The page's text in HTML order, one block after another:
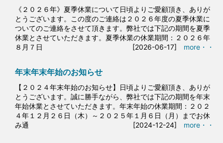
《２０２６年》夏季休業について日頃よりご愛顧頂き、ありが
とうございます。この度のご連絡は２０２６年度の夏季休業に
ついてのご連絡をさせて頂きます。弊社では下記の期間を夏季
休業とさせていただきます。夏季休業の休業期間：２０２６年
８月７日
[2026-06-17] more・・
年末年末年始のお知らせ
【２０２４年末年始のお知らせ】日頃よりご愛顧頂き、ありが
とうございます。誠に勝手ながら、弊社では下記の期間を年末
年始休業とさせていただきます。年末年始の休業期間：２０２
４年１２月２６日（木）～２０２５年１月６日（月）までお休
み通
[2024-12-24] more・・